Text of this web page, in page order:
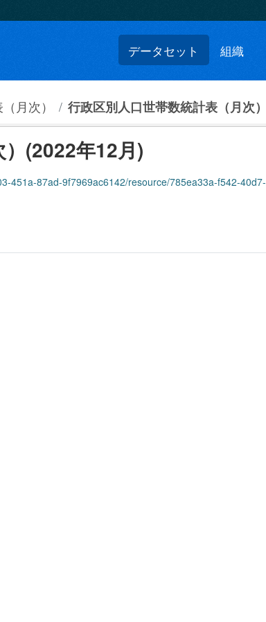
データセット 組織
月次） 行政区別人口世帯数統計表（月次
(2022年12月)
9f7969ac6142/resource/785ea33a-f542-40d7-9f7e-